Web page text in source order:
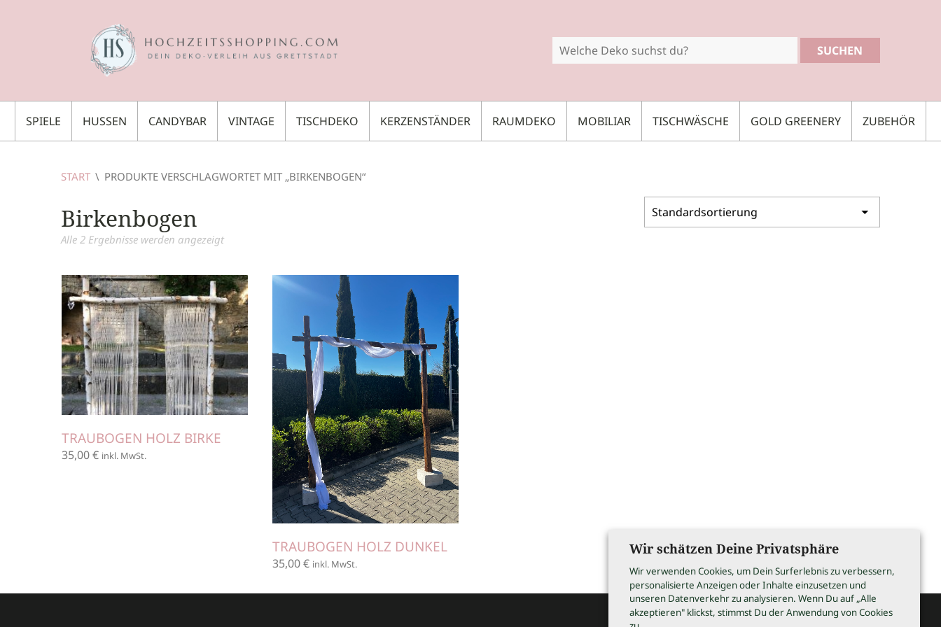
SUCHEN
SPIELE HUSSEN CANDYBAR VINTAGE TISCHDEKO KERZENSTÄNDER RAUMDEKO MOBILIAR TISCHWÄSCHE GOLD GREENERY ZUBEHÖR
START \ PRODUKTE VERSCHLAGWORTET MIT „BIRKENBOGEN“
Birkenbogen
Alle 2 Ergebnisse werden angezeigt
TRAUBOGEN HOLZ BIRKE
35,00€ inkl. MwSt.
TRAUBOGEN HOLZ DUNKEL
35,00€ inkl. MwSt.
Wir schätzen Deine Privatsphäre
Wir verwenden Cookies, um Dein Surferlebnis zu verbessern,
personalisierte Anzeigen oder Inhalte einzusetzen und
unseren Datenverkehr zu analysieren. Wenn Du auf „Alle
akzeptieren" klickst, stimmst Du der Anwendung von Cookies